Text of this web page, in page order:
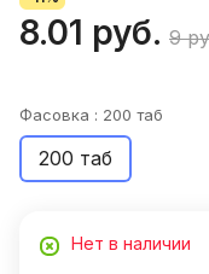
8.01 руб. 9
Фасовка : 200 таб
200 таб
Нет в наличии